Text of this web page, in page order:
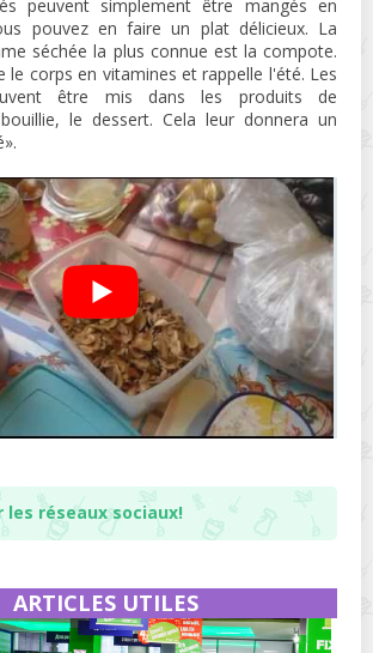
peuvent simplement être mangés en
pouvez en faire un plat délicieux. La
séchée la plus connue est la compote.
le corps en vitamines et rappelle l'été. Les
être mis dans les produits de
le dessert. Cela leur donnera un
les réseaux sociaux!
ARTICLES UTILES